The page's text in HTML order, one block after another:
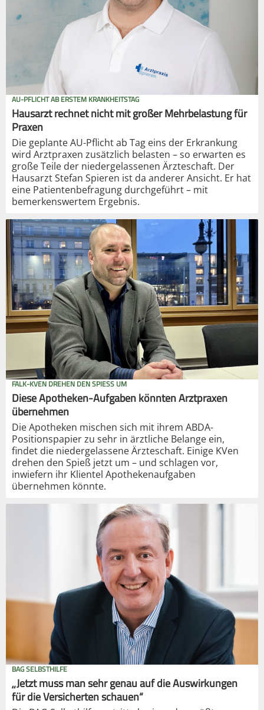
AU-PFLICHT AB ERSTEM KRANKHEITSTAG
Hausarzt rechnet nicht mit großer Mehrbelastung für
Praxen
Die geplante AU-Pflicht ab Tag eins der Erkrankung
wird Arztpraxen zusätzlich belasten – so erwarten es
große Teile der niedergelassenen Ärzteschaft. Der
Hausarzt Stefan Spieren ist da anderer Ansicht. Er hat
eine Patientenbefragung durchgeführt – mit
bemerkenswertem Ergebnis.
FALK-KVEN DREHEN DEN SPIESS UM
Diese Apotheken-Aufgaben könnten Arztpraxen
übernehmen
Die Apotheken mischen sich mit ihrem ABDA-
Positionspapier zu sehr in ärztliche Belange ein,
findet die niedergelassene Ärzteschaft. Einige KVen
drehen den Spieß jetzt um – und schlagen vor,
inwiefern ihr Klientel Apothekenaufgaben
übernehmen könnte.
BAG SELBSTHILFE
„Jetzt muss man sehr genau auf die Auswirkungen
für die Versicherten schauen“